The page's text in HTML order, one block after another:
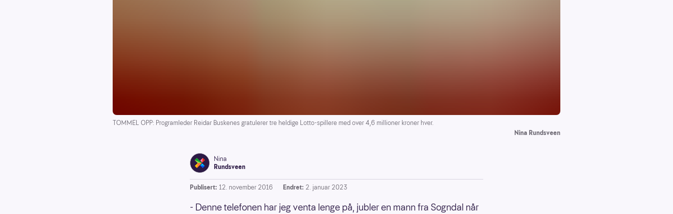
TOMMEL OPP: Programleder Reidar Buskenes gratulerer tre heldige Lotto-spillere med over 4,6 millioner kroner hver.
Nina Rundsveen
Nina
Rundsveen
Publisert: 12. november 2016 Endret: 2. januar 2023
- Denne telefonen har jeg venta lenge på, jubler en mann fra Sogndal når